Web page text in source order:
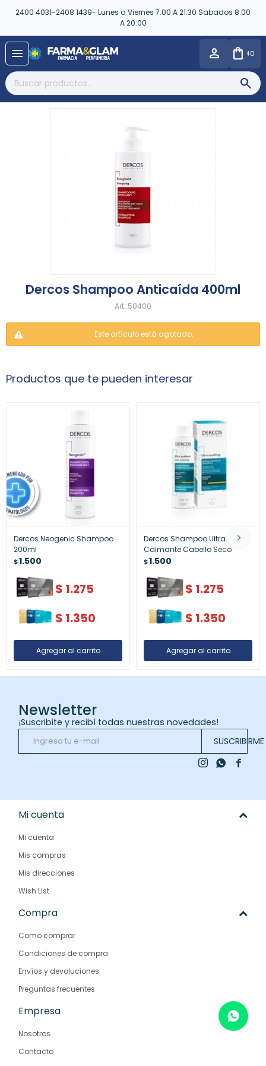
2400 4031-2408 1439- Lunes a Viernes 7:00 A 21:30 Sabados 8:00
A 20:00
menu $0
Dercos Shampoo Anticaída 400ml
50400
Este artículo está agotado.
Productos que te pueden interesar
Dercos Neogenic Shampoo
200ml
$1.500
$ 1.275
$ 1.350
Dercos Shampoo Ultra
Calmante Cabello Seco
$1.500
$ 1.275
$ 1.350
Newsletter
¡Suscribite y recibí todas nuestras novedades!
SUSCRIBIRME

 
Mi cuenta
Mi cuenta
Mis compras
Mis direcciones
Wish List
Compra
Como comprar
Condiciones de compra
Envíos y devoluciones
Preguntas frecuentes
Empresa
Nosotros
Contacto